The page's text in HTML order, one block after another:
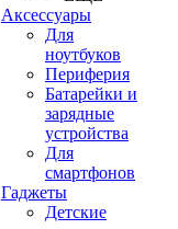
Аксессуары
Для
ноутбуков
Периферия
Батарейки и
зарядные
устройства
Для
смартфонов
Гаджеты
Детские